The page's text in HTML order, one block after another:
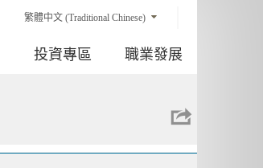
繁體中文 (Traditional Chinese)
投資專區 職業發展